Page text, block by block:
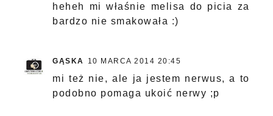
heheh mi właśnie melisa do picia za
bardzo nie smakowała :)
GĄSKA 10 MARCA 2014 20:45
mi też nie, ale ja jestem nerwus, a to
podobno pomaga ukoić nerwy ;p